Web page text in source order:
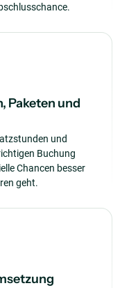
Paketen und
und
Buchung
Chancen besser
geht.